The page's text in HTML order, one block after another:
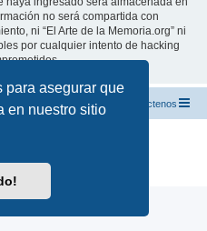
para asegurar que
en nuestro sitio
no será compartida con
ni “El Arte de la Memoria.org” ni
por cualquier intento de hacking
Contáctenos
Condiciones